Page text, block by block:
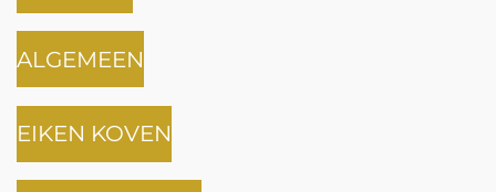
ALGEMEEN
EIKEN KOVEN